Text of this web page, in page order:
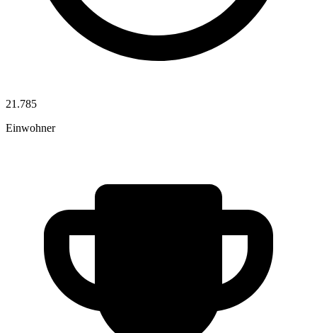
21.785
Einwohner